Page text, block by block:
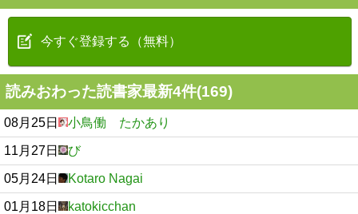
今すぐ登録する（無料）
読みおわった読書家最新4件(169)
08月25日 小鳥働 たかあり
11月27日 び
05月24日 Kotaro Nagai
01月18日 katokicchan